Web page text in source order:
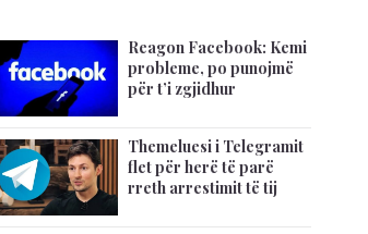
Reagon Facebook: Kemi
probleme, po punojmë
për t’i zgjidhur
Themeluesi i Telegramit
flet për herë të parë
rreth arrestimit të tij